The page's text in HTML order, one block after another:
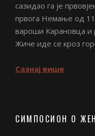
сазидао га је
првога Немање од
вароши Карановца и
Жиче иде се кроз
Сазнај више
СИМПОСИОН О